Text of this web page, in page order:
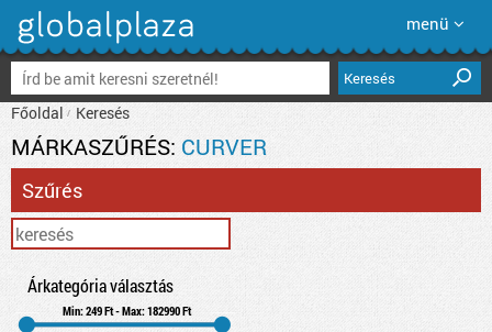
menü
Keresés
Főoldal Keresés
MÁRKASZŰRÉS: CURVER
Szűrés
Árkategória választás
Min: 249 Ft - Max: 182990 Ft